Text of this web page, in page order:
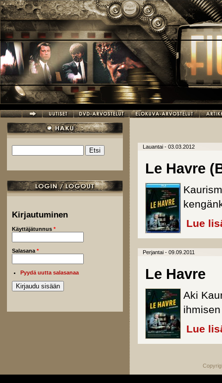
Hyppää pääsisältöön
Hakulomake
Kirjautuminen
Käyttäjätunnus *
Salasana *
Pyydä uutta salasanaa
Lauantai - 03.03.2012
Le Havre
Lue
Perjantai - 09.09.2011
Le Havre
Aki
Lue